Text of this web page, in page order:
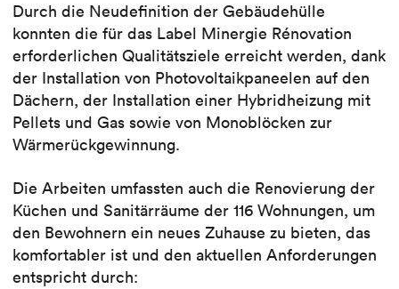
Durch die Neudefinition der Gebäudehülle
konnten die für das Label Minergie Rénovation
erforderlichen Qualitätsziele erreicht werden, dank
der Installation von Photovoltaikpaneelen auf den
Dächern, der Installation einer Hybridheizung mit
Pellets und Gas sowie von Monoblöcken zur
Wärmerückgewinnung.
Die Arbeiten umfassten auch die Renovierung der
Küchen und Sanitärräume der 116 Wohnungen, um
den Bewohnern ein neues Zuhause zu bieten, das
komfortabler ist und den aktuellen Anforderungen
entspricht durch: